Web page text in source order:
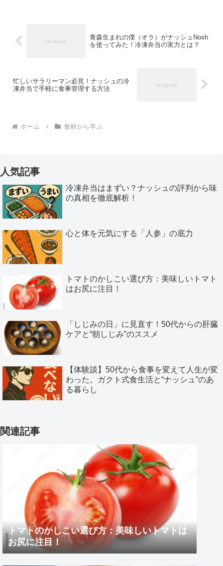
青森生まれの僕（オラ）がナッシュNosh
を使ってみた！冷凍弁当の実力とは？
忙しいサラリーマン必見！ナッシュの冷
凍弁当で手軽に食事管理する方法
ホーム 食材から学ぶ
人気記事
冷凍弁当はまずい？ナッシュの評判から味
の真相を徹底解析！
心と体を元気にする「人参」の底力
トマトのかしこい選び方：美味しいトマト
はお尻に注目！
「しじみの日」に見直す！50代からの肝臓
ケアと“朝しじみ”のススメ
【体験談】50代から食事を変えて人生が変
わった。ガクト式食生活と“ナッシュ”のあ
る暮らし
関連記事
トマトのかしこい選び方：美味しいトマトは
お尻に注目！